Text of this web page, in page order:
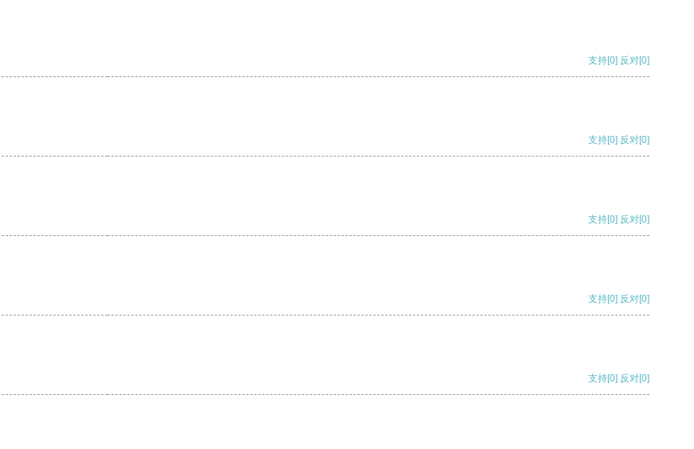
支持[0] 反对[0]
支持[0] 反对[0]
支持[0] 反对[0]
支持[0] 反对[0]
支持[0] 反对[0]